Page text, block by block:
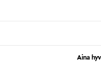
Aina
EM77-
Original
79,90 €